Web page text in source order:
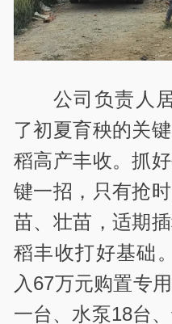
公司负责人
了初夏育秧的关
稻高产丰收。抓
键一招，只有抢
苗、壮苗，适期
稻丰收打好基础
入 67万元购置专
一台、水泵18台